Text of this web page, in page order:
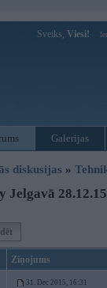
Sveiks, Viesi!
Galerijas
diskusijas »
Jelgavā 28.12.15
Ziņojums
31. Dec 2015, 16:31